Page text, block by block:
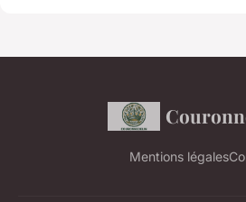
Mentions légales